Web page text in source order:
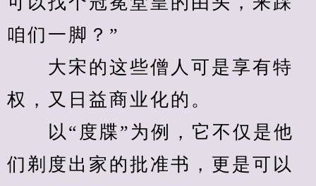
咱们一脚？”
大宋的这些僧人可是享有特
权，又日益商业化的。
以“度牒”为例，它不仅是他
们剃度出家的批准书，更是可以